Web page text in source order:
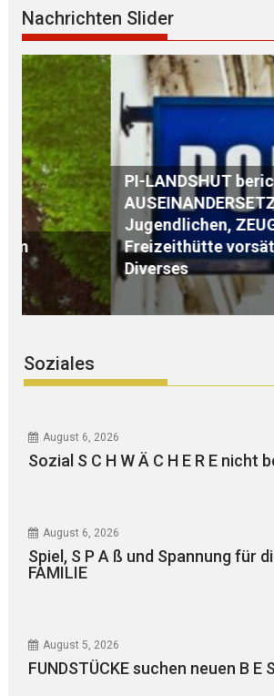
Nachrichten Slider
PI-LANDSHUT berichtet:
AUSEINANDERSETZUNG
Jugendlichen, ZEUGEN
Freizeithütte vorsätzlich in
Diverses
Soziales
August 6, 2026
Sozial S C H W Ä C H E R E nicht
August 6, 2026
Spiel, S P A ß und Spannung für
FAMILIE
August 5, 2026
FUNDSTÜCKE suchen neuen B E